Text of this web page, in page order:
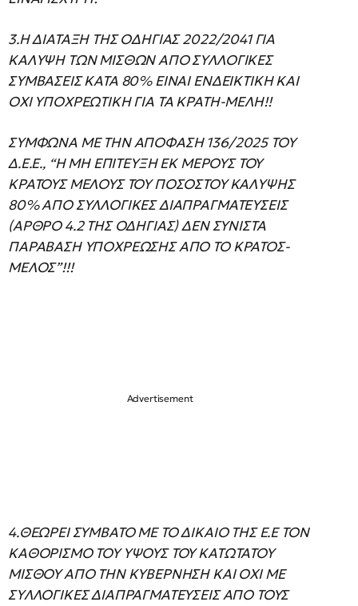
3.H ΔIATAΞH THΣ OΔHΓIAΣ 2022/2041 ΓIA
KAΛYΨH TΩN MIΣΘΩN AΠO ΣYΛΛOΓIKEΣ
ΣYMBAΣEIΣ KATA 80% EINAI ENΔEIKTIKH KAI
OXI YΠOXPEΩTIKH ΓIA TA KPATH-MEΛH!!
ΣYMΦΩNA ME THN AΠOΦAΣH 136/2025 ΤΟΥ
Δ.E.E., “H MH EΠITEYΞH EK MEPOYΣ TOY
KPATOYΣ MEΛOYΣ TOY ΠOΣOΣTOY KAΛYΨHΣ
80% AΠO ΣYΛΛOΓIKEΣ ΔIAΠPAΓMATEYΣEIΣ
(APΘPO 4.2 THΣ OΔHΓIAΣ) ΔEN ΣYNIΣTA
ΠAPABAΣH YΠOXPEΩΣHΣ AΠO TO KPATOΣ-
MEΛOΣ”!!!
4.ΘEΩPEI ΣYMBATO ME TO ΔIKAIO THΣ E.E TOΝ
KAΘOPIΣMO TOY YΨOYΣ TOY KATΩTATOY
MIΣΘOY AΠO THΝ KYBEPNHΣH KAI OXI ME
ΣYΛΛOΓIKEΣ ΔIAΠPAΓMATEYΣEIΣ AΠO TOYΣ